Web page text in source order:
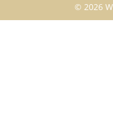
© 2026